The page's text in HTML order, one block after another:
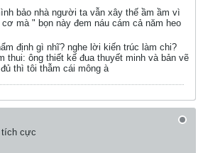
bảo nhà người ta vẫn xây thế ầm ầm vì
mà " bọn này đem náu cám cả năm heo
định gì nhĩ? nghe lời kiến trúc làm chi?
thui: ông thiết kế đua thuyết minh và bản vẽ
thì tôi thẫm cái mông à
tích cực